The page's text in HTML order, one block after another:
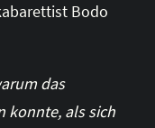
Bodo
das
konnte, als sich